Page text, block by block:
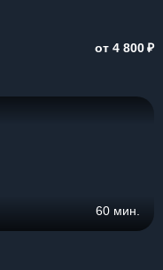
от 4 800₽
60 мин.